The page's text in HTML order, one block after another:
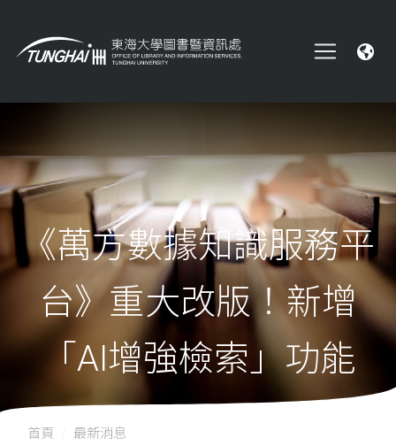
《萬方數據知識服務平
台》重大改版！新增
「AI增強檢索」功能
首頁
最新消息